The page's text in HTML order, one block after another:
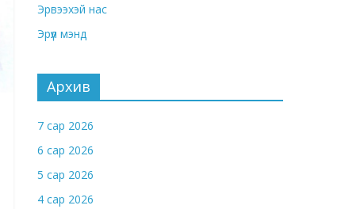
Эрвээхэй нас
Эрүүл мэнд
Архив
7 сар 2026
6 сар 2026
5 сар 2026
4 сар 2026